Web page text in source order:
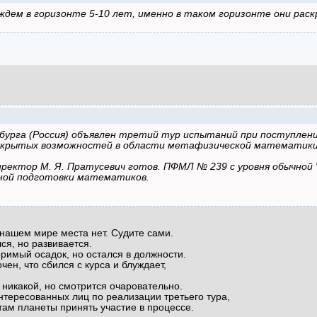
в горизонте 5-10 лет, именно в таком горизонте они
(Россия) объявлен третий тур испытаний при
возможностей в области метафизической
М. Я. Пратусевич готов. ПФМЛ № 239 с уровня обычной
подготовки математиков.
мире места нет. Судите сами.
но развивается.
осадок, но остался в должности.
что сбился с курса и блуждает,
но смотрится очаровательно.
лиц по реализации третьего тура,
планеты принять участие в процессе.